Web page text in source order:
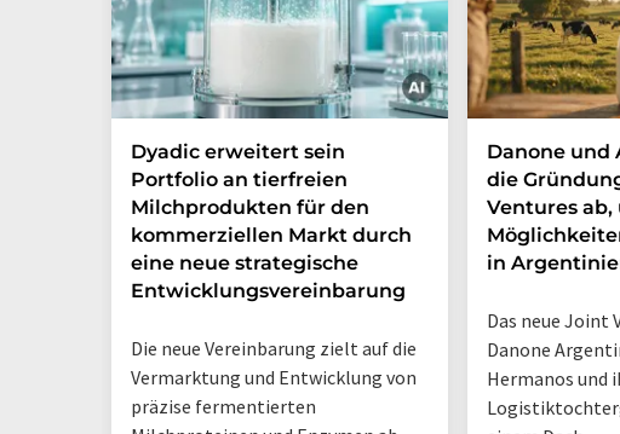
Dyadic erweitert sein
Portfolio an tierfreien
Milchprodukten für den
kommerziellen Markt durch
eine neue strategische
Entwicklungsvereinbarung
Die neue Vereinbarung zielt auf die
Vermarktung und Entwicklung von
präzise fermentierten
Danone und
die
Ventures ab,
in
Das neue Joint
Danone
Hermanos und